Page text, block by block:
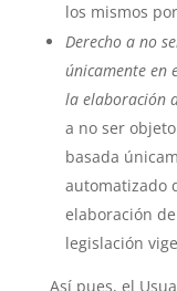
los mismos
Derecho a no
únicamente en
la elaboración
a no ser
basada
automatizado
elaboración
legislación
Así pues, el